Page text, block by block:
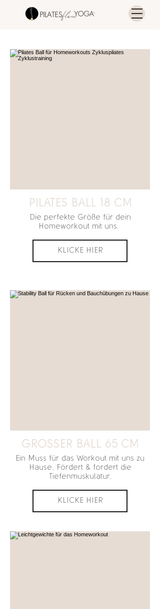
PILATES BALL 18 CM
Die perfekte Größe für dein
Homeworkout mit uns.
KLICKE HIER
GROSSER BALL 65 CM
Ein Muss für das Workout mit uns zu
Hause. Fördert & fordert die
Tiefenmuskulatur.
KLICKE HIER